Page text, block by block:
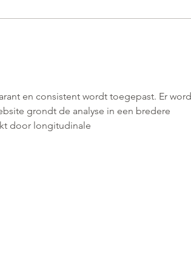
en consistent wordt toegepast. Er
grondt de analyse in een bredere
door longitudinale